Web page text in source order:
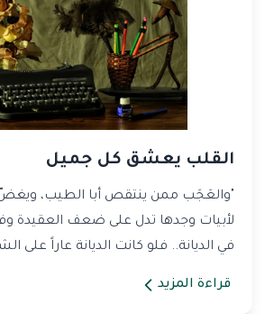
القلب يعشق كل جميل
"والعَجَب ممن ينتقص أبا الطيب،
لأبيات وجدها تدل على ضعف العقيدة
في الديانة.. فلو كانت الديانة عاراً على
قراءة المزيد